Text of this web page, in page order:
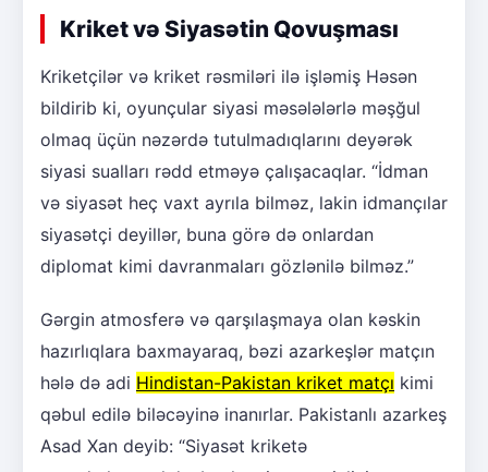
Kriket və Siyasətin Qovuşması
Kriketçilər və kriket rəsmiləri ilə işləmiş Həsən
bildirib ki, oyunçular siyasi məsələlərlə məşğul
olmaq üçün nəzərdə tutulmadıqlarını deyərək
siyasi sualları rədd etməyə çalışacaqlar. “İdman
və siyasət heç vaxt ayrıla bilməz, lakin idmançılar
siyasətçi deyillər, buna görə də onlardan
diplomat kimi davranmaları gözlənilə bilməz.”
Gərgin atmosferə və qarşılaşmaya olan kəskin
hazırlıqlara baxmayaraq, bəzi azarkeşlər matçın
hələ də adi Hindistan-Pakistan kriket matçı kimi
qəbul edilə biləcəyinə inanırlar. Pakistanlı azarkeş
Asad Xan deyib: “Siyasət kriketə